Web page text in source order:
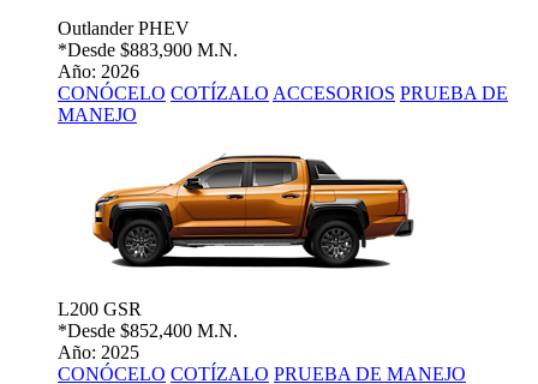
Outlander PHEV
*Desde $883,900 M.N.
Año: 2026
CONÓCELO COTÍZALO ACCESORIOS PRUEBA DE
MANEJO
L200 GSR
*Desde $852,400 M.N.
Año: 2025
CONÓCELO COTÍZALO PRUEBA DE MANEJO